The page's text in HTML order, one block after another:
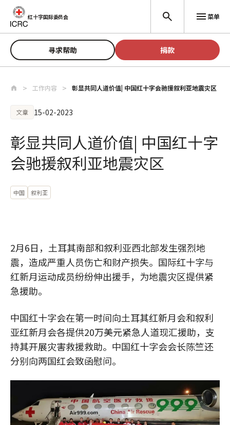
跳至主要内容
红十字国际委员会 菜单
寻求帮助 捐款
工作内容 彰显共同人道价值| 中国红十字会驰援叙利亚地震灾区
文章 15-02-2023
彰显共同人道价值| 中国红十字
会驰援叙利亚地震灾区
中国 叙利亚
2月6日，土耳其南部和叙利亚西北部发生强烈地
震，造成严重人员伤亡和财产损失。国际红十字与
红新月运动成员纷纷伸出援手，为地震灾区提供紧
急援助。
中国红十字会在第一时间向土耳其红新月会和叙利
亚红新月会各提供20万美元紧急人道现汇援助，支
持其开展灾害救援救助。中国红十字会会长陈竺还
分别向两国红会致函慰问。